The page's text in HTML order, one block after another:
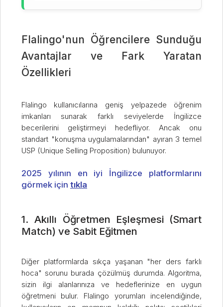
Flalingo'nun Öğrencilere Sunduğu
Avantajlar ve Fark Yaratan
Özellikleri
Flalingo kullanıcılarına geniş yelpazede öğrenim
imkanları sunarak farklı seviyelerde İngilizce
becerilerini geliştirmeyi hedefliyor. Ancak onu
standart "konuşma uygulamalarından" ayıran 3 temel
USP (Unique Selling Proposition) bulunuyor.
2025 yılının en iyi İngilizce platformlarını
görmek için tıkla
1. Akıllı Öğretmen Eşleşmesi (Smart
Match) ve Sabit Eğitmen
Diğer platformlarda sıkça yaşanan "her ders farklı
hoca" sorunu burada çözülmüş durumda. Algoritma,
sizin ilgi alanlarınıza ve hedeflerinize en uygun
öğretmeni bulur. Flalingo yorumları incelendiğinde,